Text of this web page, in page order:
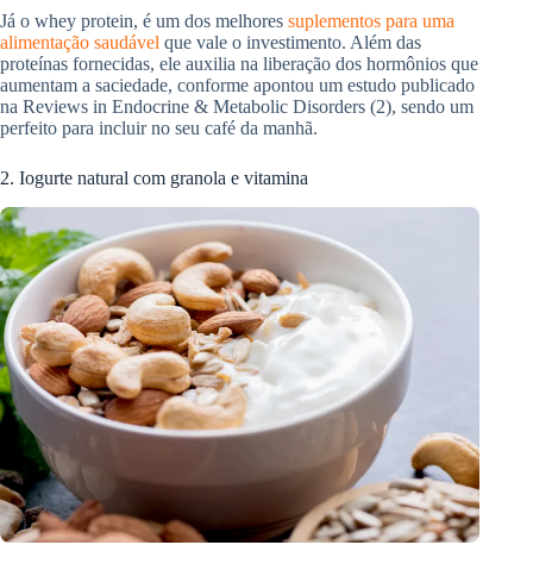
Já o whey protein, é um dos melhores suplementos para uma
alimentação saudável que vale o investimento. Além das
proteínas fornecidas, ele auxilia na liberação dos hormônios que
aumentam a saciedade, conforme apontou um estudo publicado
na Reviews in Endocrine & Metabolic Disorders (2), sendo um
perfeito para incluir no seu café da manhã.
2. Iogurte natural com granola e vitamina